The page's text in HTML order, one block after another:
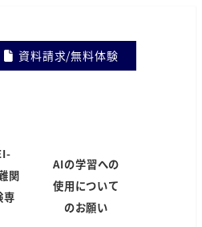
資料請求/無料体験
関
専
AIの学習への
使用について
のお願い